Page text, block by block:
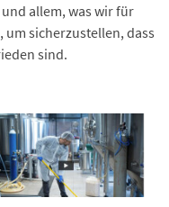
allem, was wir für
sicherzustellen, dass
sind.